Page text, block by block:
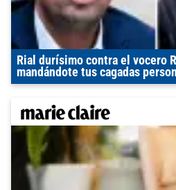
Rial durísimo contra el vocero
mandándote tus cagadas